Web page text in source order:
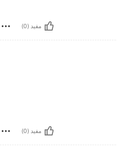
مفيد (0)
مفيد (0)